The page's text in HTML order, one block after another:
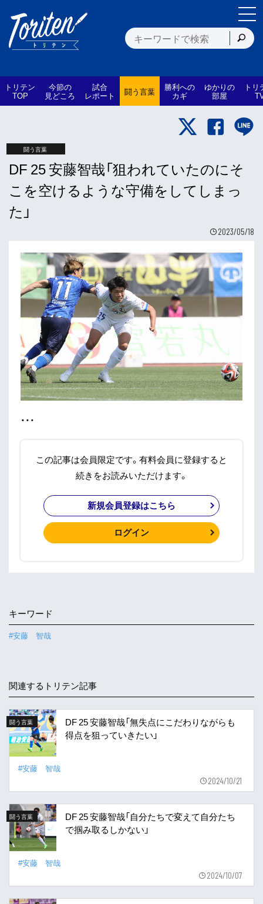
トリテン
TOP
今節の
見どころ
試合
レポート 闘う言葉 勝利への
カギ
ゆかりの
部屋
トリ
闘う言葉
DF 25 安藤智哉「狙われていたのにそ
こを空けるような守備をしてしまっ
た」
2023/05/18
・・・
この記事は会員限定です。有料会員に登録すると
続きをお読みいただけます。
新規会員登録はこちら
ログイン
キーワード
#安藤 智哉
関連するトリテン記事
闘う言葉
DF 25 安藤智哉「無失点にこだわりながらも
得点を狙っていきたい」
#安藤 智哉
2024/10/21
闘う言葉
DF 25 安藤智哉「自分たちで変えて自分たち
で掴み取るしかない」
#安藤 智哉
2024/10/07